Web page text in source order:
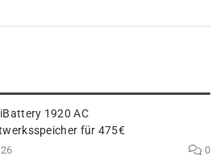
1920 AC
für 475€
0